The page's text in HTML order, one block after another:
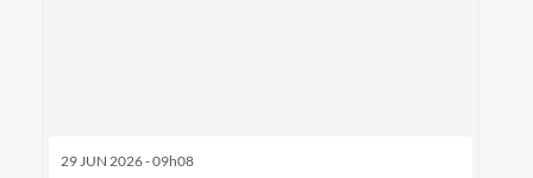
29 JUN 2026 - 09h08